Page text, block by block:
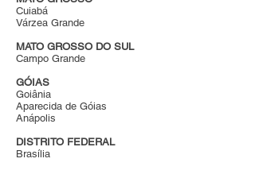
Cuiabá
Várzea Grande
MATO GROSSO DO SUL
Campo Grande
GÓIAS
Goiânia
Aparecida de Góias
Anápolis
DISTRITO FEDERAL
Brasília